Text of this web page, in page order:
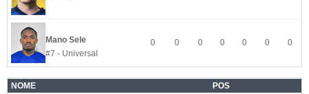
Mano Sele
#7 - Universal
0 0 0 0 0 0 0
NOME POS